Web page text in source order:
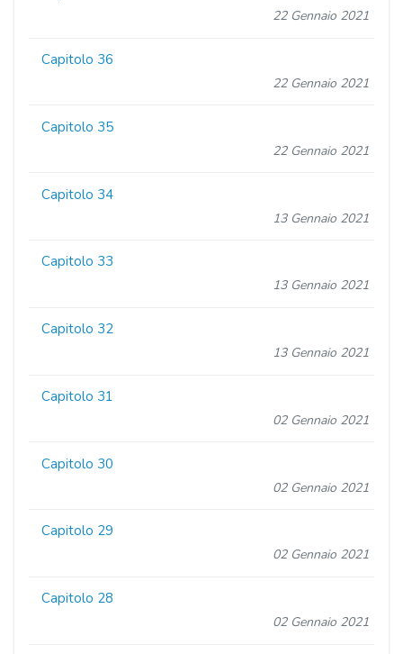
22 Gennaio 2021
Capitolo 36
22 Gennaio 2021
Capitolo 35
22 Gennaio 2021
Capitolo 34
13 Gennaio 2021
Capitolo 33
13 Gennaio 2021
Capitolo 32
13 Gennaio 2021
Capitolo 31
02 Gennaio 2021
Capitolo 30
02 Gennaio 2021
Capitolo 29
02 Gennaio 2021
Capitolo 28
02 Gennaio 2021